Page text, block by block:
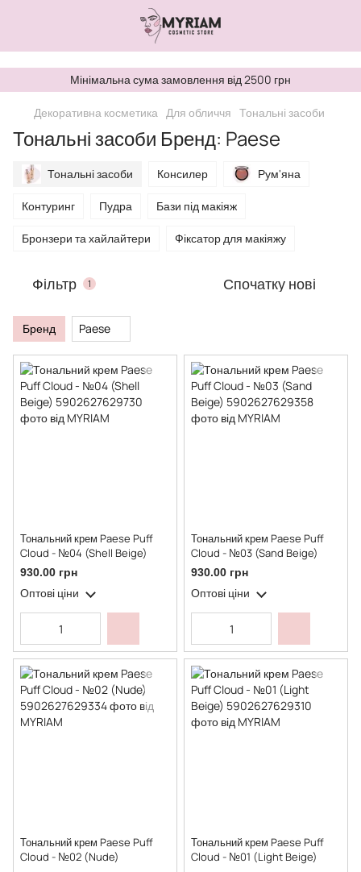
Мінімальна сума замовлення від 2500 грн
Декоративна косметика Для обличчя Тональні засоби
Тональні засоби Бренд: Paese
Тональні засоби Консилер Рум'яна
Контуринг Пудра Бази під макіяж
Бронзери та хайлайтери Фіксатор для макіяжу
Фільтр 1 Спочатку нові
Бренд Paese
Тональний крем Paese Puff
Cloud - №04 (Shell Beige)
930.00 грн
Оптові ціни
Тональний крем Paese Puff
Cloud - №03 (Sand Beige)
930.00 грн
Оптові ціни
Тональний крем Paese Puff
Cloud - №02 (Nude)
Тональний крем Paese Puff
Cloud - №01 (Light Beige)